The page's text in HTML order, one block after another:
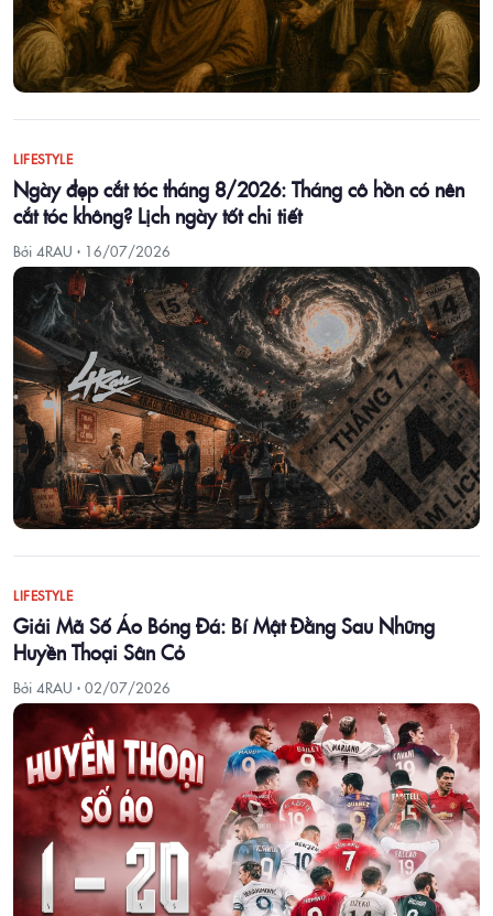
LIFESTYLE
Ngày đẹp cắt tóc tháng 8/2026: Tháng cô hồn có nên
cắt tóc không? Lịch ngày tốt chi tiết
Bởi 4RAU · 16/07/2026
LIFESTYLE
Giải Mã Số Áo Bóng Đá: Bí Mật Đằng Sau Những
Huyền Thoại Sân Cỏ
Bởi 4RAU · 02/07/2026